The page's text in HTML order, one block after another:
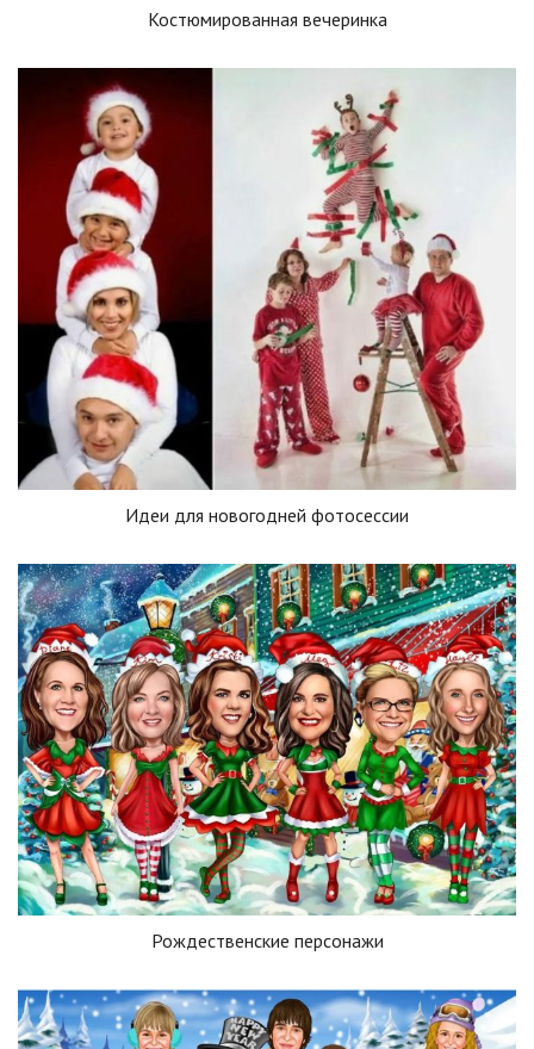
Костюмированная вечеринка
Идеи для новогодней фотосессии
Рождественские персонажи